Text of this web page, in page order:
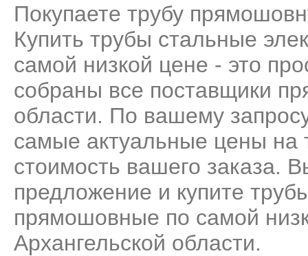
Покупаете трубу
Купить трубы стальные
самой низкой цене - это
собраны все поставщики
области. По вашему
самые актуальные цены на
стоимость вашего заказа.
предложение и купите
прямошовные по самой
Архангельской области.